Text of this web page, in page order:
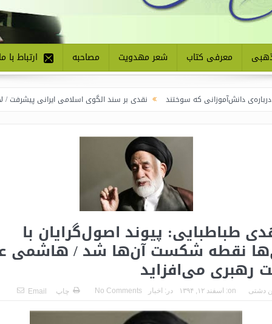
معرفی کتاب شعر مهدویت مصاحبه ارتباط با
که سوختند نقدی بر سند الگوی اسلامی ایرانی پیشرفت / لاف در غریبی
طباطبایی: پیوند اصول‌گرایان با
نقطه شکست آن‌ها شد / هاشمی
رهبری می‌افزاید
دشتی on: اسفند ۱۲, ۱۳۹۴ در: اخبار No Comments چاپ Email